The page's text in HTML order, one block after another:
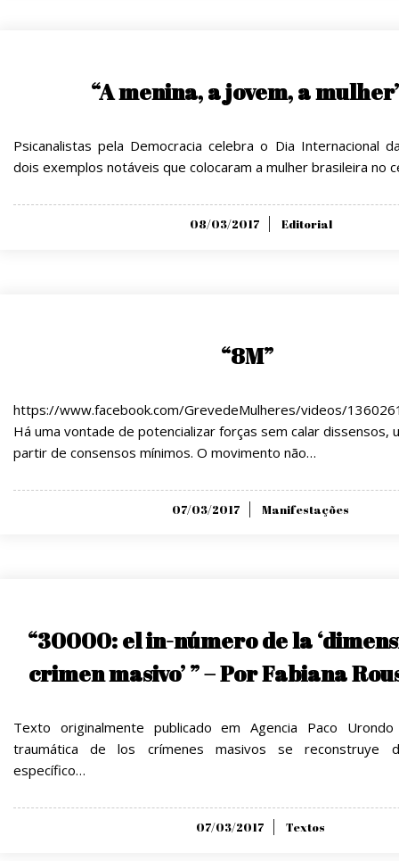
“A menina, a jovem, a
Psicanalistas pela Democracia celebra o Dia Internacional
dois exemplos notáveis que colocaram a mulher brasileira no
Posted
08/03/2017 Editorial
“8M”
https://www.facebook.com/GrevedeMulheres/videos/
Há uma vontade de potencializar forças sem calar dissensos,
partir de consensos mínimos. O movimento não…
Posted
07/03/2017 Manifestações
“30000: el in-número de la
crimen masivo’ ” – Por Fabiana
Texto originalmente publicado em Agencia Paco
traumática de los crímenes masivos se reconstruye
específico…
Posted
07/03/2017 Textos